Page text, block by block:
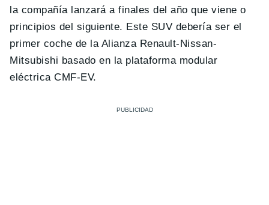
la compañía lanzará a finales del año que viene o
principios del siguiente. Este SUV debería ser el
primer coche de la Alianza Renault-Nissan-
Mitsubishi basado en la plataforma modular
eléctrica CMF-EV.